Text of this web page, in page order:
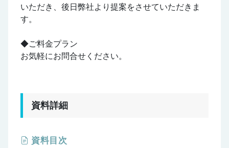
いただき、後日弊社より提案をさせていただきま
す。
◆ご料金プラン
お気軽にお問合せください。
資料詳細
資料目次